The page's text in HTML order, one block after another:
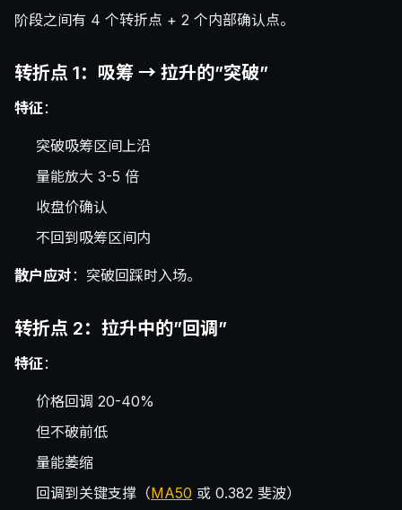
阶段之间有 4 个转折点 + 2 个内部确认点。
转折点 1：吸筹 → 拉升的”突破”
特征：
突破吸筹区间上沿
量能放大 3-5 倍
收盘价确认
不回到吸筹区间内
散户应对：突破回踩时入场。
转折点 2：拉升中的”回调”
特征：
价格回调 20-40%
但不破前低
量能萎缩
回调到关键支撑（MA50 或 0.382 斐波）